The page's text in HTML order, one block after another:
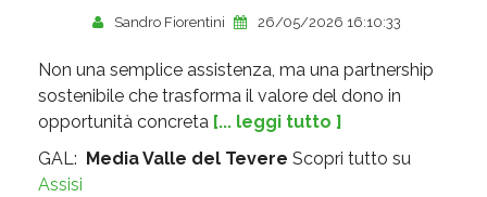
Sandro Fiorentini 26/05/2026 16:10:33
Non una semplice assistenza, ma una partnership
sostenibile che trasforma il valore del dono in
opportunità concreta [... leggi tutto ]
GAL:
Media Valle del Tevere Scopri tutto su
Assisi